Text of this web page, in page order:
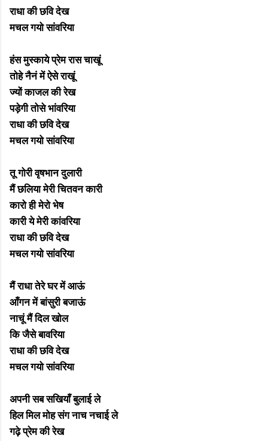
राधा की छवि देख
मचल गयो सांवरिया
हंस मुस्काये प्रेम रास चाखूं
तोहे नैनं में ऐसे राखूं
ज्यों काजल की रेख
पड़ेगी तोसे भांवरिया
राधा की छवि देख
मचल गयो सांवरिया
तू गोरी वृषभान दुलारी
मैं छलिया मेरी चितवन कारी
कारो ही मेरो भेष
कारी ये मेरी कांवरिया
राधा की छवि देख
मचल गयो सांवरिया
मैं राधा तेरे घर में आऊं
आँगन में बांसुरी बजाऊं
नाचूं मैं दिल खोल
कि जैसे बावरिया
राधा की छवि देख
मचल गयो सांवरिया
अपनी सब सखियाँ बुलाई ले
हिल मिल मोह संग नाच नचाई ले
गढ़े प्रेम की रेख